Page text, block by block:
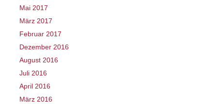
Mai 2017
März 2017
Februar 2017
Dezember 2016
August 2016
Juli 2016
April 2016
März 2016